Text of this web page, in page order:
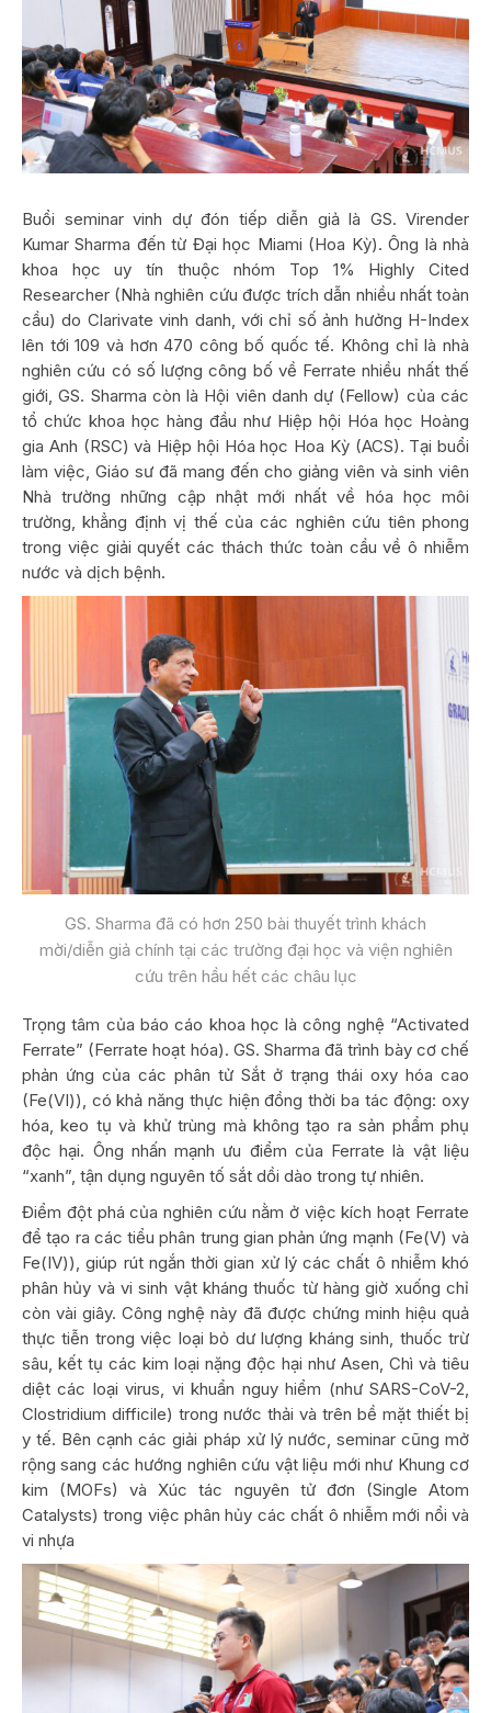
Buổi seminar vinh dự đón tiếp diễn giả là GS. Virender
Kumar Sharma đến từ Đại học Miami (Hoa Kỳ). Ông là nhà
khoa học uy tín thuộc nhóm Top 1% Highly Cited
Researcher (Nhà nghiên cứu được trích dẫn nhiều nhất toàn
cầu) do Clarivate vinh danh, với chỉ số ảnh hưởng H-Index
lên tới 109 và hơn 470 công bố quốc tế. Không chỉ là nhà
nghiên cứu có số lượng công bố về Ferrate nhiều nhất thế
giới, GS. Sharma còn là Hội viên danh dự (Fellow) của các
tổ chức khoa học hàng đầu như Hiệp hội Hóa học Hoàng
gia Anh (RSC) và Hiệp hội Hóa học Hoa Kỳ (ACS). Tại buổi
làm việc, Giáo sư đã mang đến cho giảng viên và sinh viên
Nhà trường những cập nhật mới nhất về hóa học môi
trường, khẳng định vị thế của các nghiên cứu tiên phong
trong việc giải quyết các thách thức toàn cầu về ô nhiễm
nước và dịch bệnh.
GS. Sharma đã có hơn 250 bài thuyết trình khách
mời/diễn giả chính tại các trường đại học và viện nghiên
cứu trên hầu hết các châu lục
Trọng tâm của báo cáo khoa học là công nghệ “Activated
Ferrate” (Ferrate hoạt hóa). GS. Sharma đã trình bày cơ chế
phản ứng của các phân tử Sắt ở trạng thái oxy hóa cao
(Fe(VI)), có khả năng thực hiện đồng thời ba tác động: oxy
hóa, keo tụ và khử trùng mà không tạo ra sản phẩm phụ
độc hại. Ông nhấn mạnh ưu điểm của Ferrate là vật liệu
“xanh”, tận dụng nguyên tố sắt dồi dào trong tự nhiên.
Điểm đột phá của nghiên cứu nằm ở việc kích hoạt Ferrate
để tạo ra các tiểu phân trung gian phản ứng mạnh (Fe(V) và
Fe(IV)), giúp rút ngắn thời gian xử lý các chất ô nhiễm khó
phân hủy và vi sinh vật kháng thuốc từ hàng giờ xuống chỉ
còn vài giây. Công nghệ này đã được chứng minh hiệu quả
thực tiễn trong việc loại bỏ dư lượng kháng sinh, thuốc trừ
sâu, kết tụ các kim loại nặng độc hại như Asen, Chì và tiêu
diệt các loại virus, vi khuẩn nguy hiểm (như SARS-CoV-2,
Clostridium difficile) trong nước thải và trên bề mặt thiết bị
y tế. Bên cạnh các giải pháp xử lý nước, seminar cũng mở
rộng sang các hướng nghiên cứu vật liệu mới như Khung cơ
kim (MOFs) và Xúc tác nguyên tử đơn (Single Atom
Catalysts) trong việc phân hủy các chất ô nhiễm mới nổi và
vi nhựa